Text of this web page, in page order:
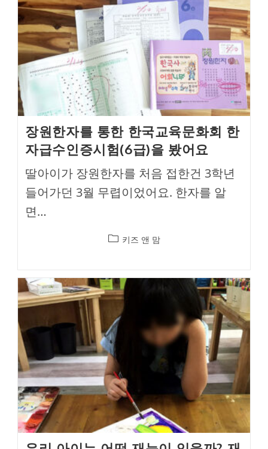
장원한자를 통한 한국교육문화회 한
자급수인증시험(6급)을 봤어요
딸아이가 장원한자를 처음 접한건 3학년
들어가던 3월 무렵이었어요. 한자를 알
면…
Post키즈 앤 맘